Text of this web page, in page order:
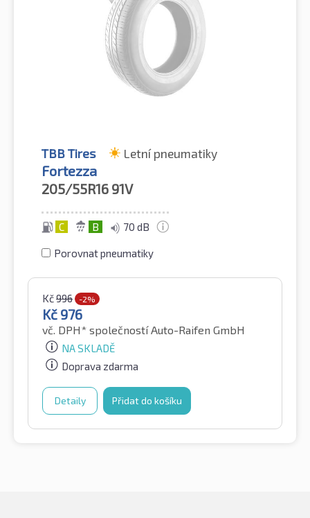
TBB Tires Letní pneumatiky
Fortezza
205/55R16 91V
C B 70 dB
Porovnat pneumatiky
Kč996 -2%
Kč 976
vč. DPH* společností Auto-Raifen GmbH
NA SKLADĚ
Doprava zdarma
Detaily Přidat do košíku